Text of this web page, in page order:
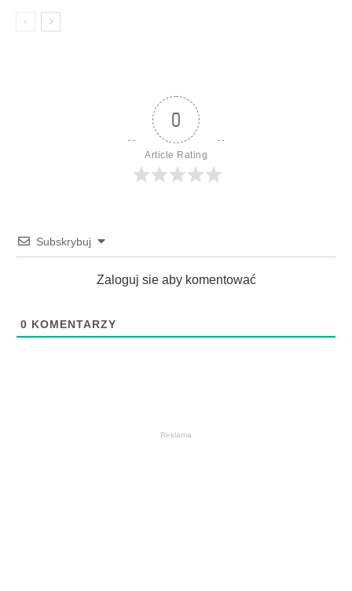
0
Article Rating
Subskrybuj
Zaloguj sie aby komentować
0 KOMENTARZY
Reklama